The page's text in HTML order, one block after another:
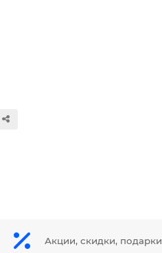
Акции, скидки, подарки